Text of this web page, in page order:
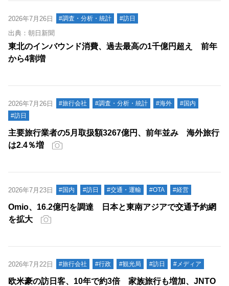
2026年7月26日 #調査・分析・統計 #訪日
出典：朝日新聞
東北のインバウンド消費、過去最高の1千億円超え 前年
から4割増
2026年7月26日 #旅行会社 #調査・分析・統計 #海外
#国内
#訪日
主要旅行業者の5月取扱額3267億円、前年並み 海外旅行
は2.4％増
2026年7月23日 #国内 #訪日 #交通・運輸 #OTA #経営
Omio、16.2億円を調達 日本と東南アジアで交通予約網
を拡大
2026年7月22日 #旅行会社 #行政 #観光局 #訪日 #メディア
欧米豪の訪日客、10年で約3倍 家族旅行も増加、JNTO